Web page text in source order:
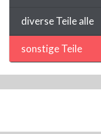
diverse Teile alle
sonstige Teile